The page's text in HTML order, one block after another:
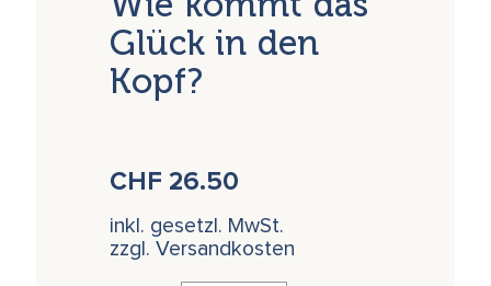
Glück in den
Kopf?
CHF26.50
inkl. gesetzl. MwSt.
zzgl. Versandkosten